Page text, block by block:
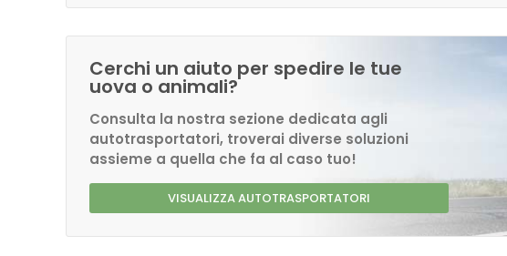
Cerchi un aiuto per spedire le tue
uova o animali?
Consulta la nostra sezione dedicata agli
autotrasportatori, troverai diverse soluzioni
assieme a quella che fa al caso tuo!
VISUALIZZA AUTOTRASPORTATORI